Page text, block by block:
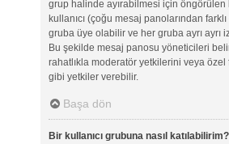
grup halinde ayırabilmesi için öngörülen
kullanıcı (çoğu mesaj panolarından
gruba üye olabilir ve her gruba ayrı ayrı
Bu şekilde mesaj panosu yöneticileri
rahatlıkla moderatör yetkilerini veya
gibi yetkiler verebilir.
Başa dön
Bir kullanıcı grubuna nasıl katılabilirim?